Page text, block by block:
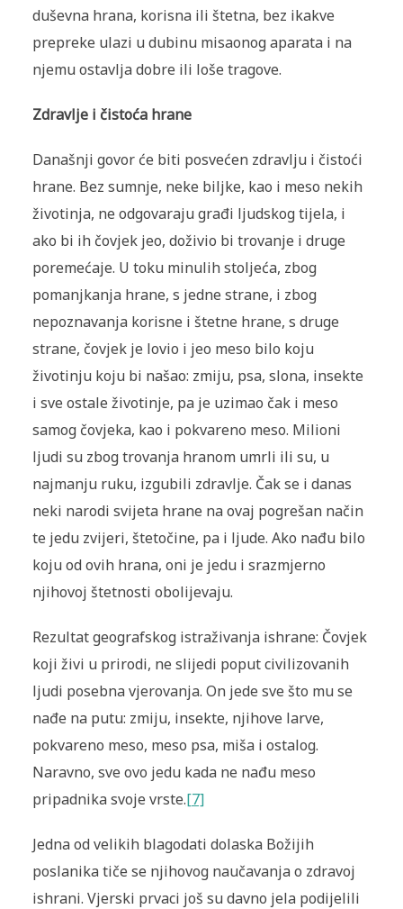
duševna hrana, korisna ili štetna, bez ikakve
prepreke ulazi u dubinu misaonog aparata i na
njemu ostavlja dobre ili loše tragove.
Zdravlje i čistoća hrane
Današnji govor će biti posvećen zdravlju i čistoći
hrane. Bez sumnje, neke biljke, kao i meso nekih
životinja, ne odgovaraju građi ljudskog tijela, i
ako bi ih čovjek jeo, doživio bi trovanje i druge
poremećaje. U toku minulih stoljeća, zbog
pomanjkanja hrane, s jedne strane, i zbog
nepoznavanja korisne i štetne hrane, s druge
strane, čovjek je lovio i jeo meso bilo koju
životinju koju bi našao: zmiju, psa, slona, insekte
i sve ostale životinje, pa je uzimao čak i meso
samog čovjeka, kao i pokvareno meso. Milioni
ljudi su zbog trovanja hranom umrli ili su, u
najmanju ruku, izgubili zdravlje. Čak se i danas
neki narodi svijeta hrane na ovaj pogrešan način
te jedu zvijeri, štetočine, pa i ljude. Ako nađu bilo
koju od ovih hrana, oni je jedu i srazmjerno
njihovoj štetnosti obolijevaju.
Rezultat geografskog istraživanja ishrane: Čovjek
koji živi u prirodi, ne slijedi poput civilizovanih
ljudi posebna vjerovanja. On jede sve što mu se
nađe na putu: zmiju, insekte, njihove larve,
pokvareno meso, meso psa, miša i ostalog.
Naravno, sve ovo jedu kada ne nađu meso
pripadnika svoje vrste.[7]
Jedna od velikih blagodati dolaska Božijih
poslanika tiče se njihovog naučavanja o zdravoj
ishrani. Vjerski prvaci još su davno jela podijelili